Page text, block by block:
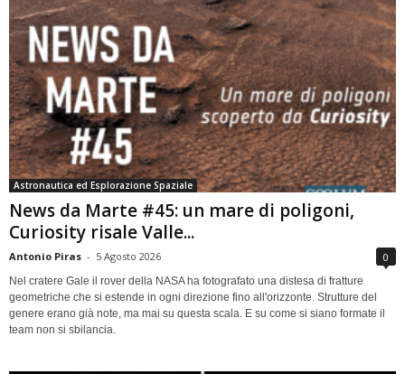
Astronautica ed Esplorazione Spaziale
News da Marte #45: un mare di poligoni,
Curiosity risale Valle...
Antonio Piras - 5 Agosto 2026 0
Nel cratere Gale il rover della NASA ha fotografato una distesa di fratture
geometriche che si estende in ogni direzione fino all'orizzonte. Strutture del
genere erano già note, ma mai su questa scala. E su come si siano formate il
team non si sbilancia.